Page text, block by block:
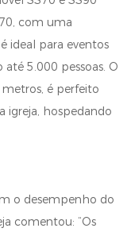
com uma
ideal para eventos
5.000 pessoas. O
é perfeito
igreja, hospedando
o desempenho do
comentou: “Os